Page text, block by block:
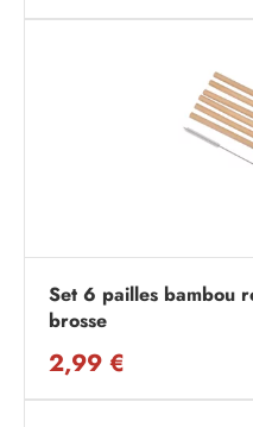
Set 6 pailles bambou
brosse
2,99 €